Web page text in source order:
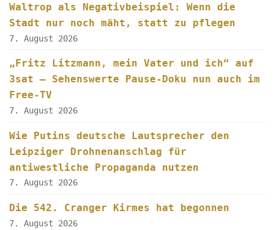
Waltrop als Negativbeispiel: Wenn die
Stadt nur noch mäht, statt zu pflegen
7. August 2026
„Fritz Litzmann, mein Vater und ich“ auf
3sat – Sehenswerte Pause-Doku nun auch im
Free-TV
7. August 2026
Wie Putins deutsche Lautsprecher den
Leipziger Drohnenanschlag für
antiwestliche Propaganda nutzen
7. August 2026
Die 542. Cranger Kirmes hat begonnen
7. August 2026